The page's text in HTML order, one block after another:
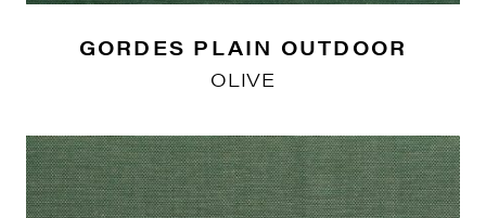
GORDES PLAIN OUTDOOR
OLIVE